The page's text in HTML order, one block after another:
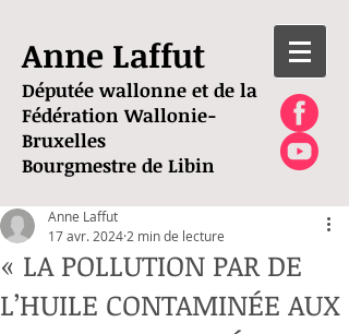
Anne Laffut
Députée wallonne et de la
Fédération Wallonie-
Bruxelles
Bourgmestre de Libin
« LA POLLUTION PAR DE
L’HUILE CONTAMINÉE AUX
Anne Laffut
17 avr. 2024 2 min de lecture